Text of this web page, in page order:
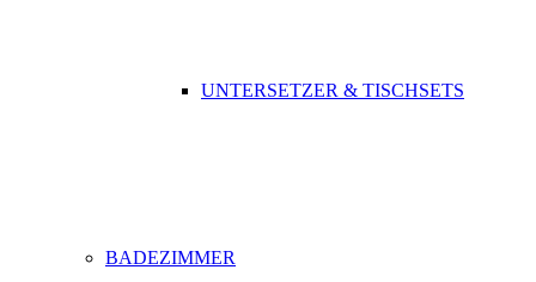
UNTERSETZER & TISCHSETS
BADEZIMMER